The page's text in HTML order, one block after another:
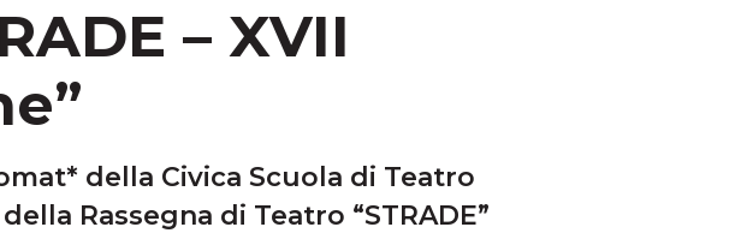
– XVII
della Civica Scuola di Teatro
Rassegna di Teatro “STRADE”